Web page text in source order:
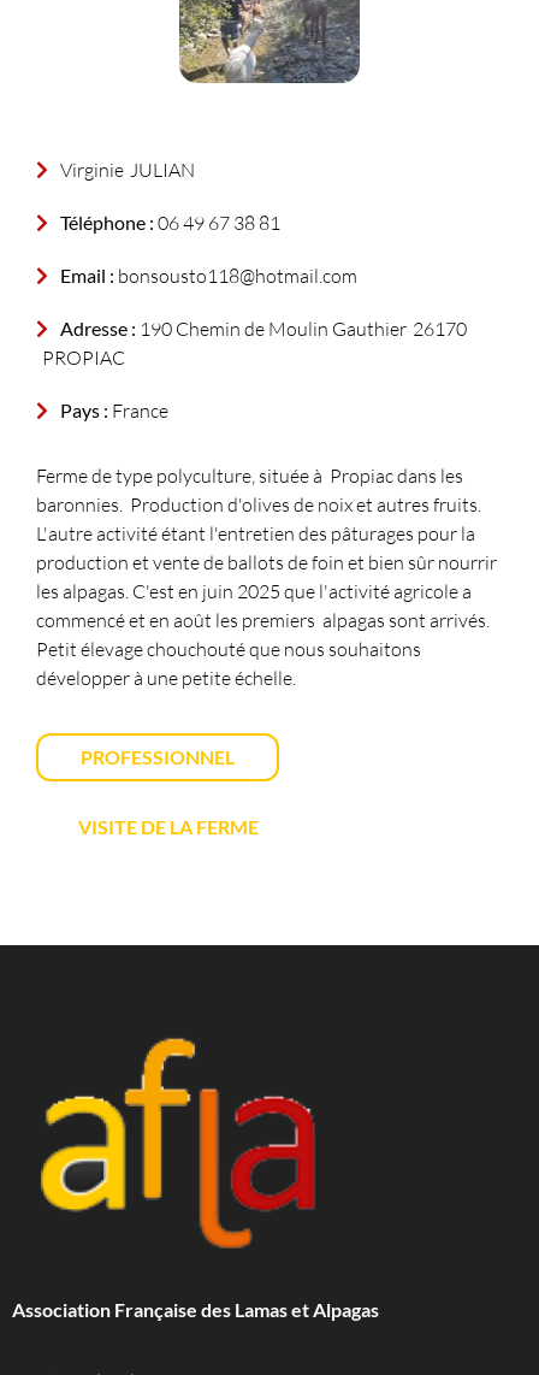
Virginie JULIAN
Téléphone : 06 49 67 38 81
Email : bonsousto118@hotmail.com
Adresse : 190 Chemin de Moulin Gauthier 26170
PROPIAC
Pays : France
Ferme de type polyculture, située à Propiac dans les
baronnies. Production d'olives de noix et autres fruits.
L'autre activité étant l'entretien des pâturages pour la
production et vente de ballots de foin et bien sûr nourrir
les alpagas. C'est en juin 2025 que l'activité agricole a
commencé et en août les premiers alpagas sont arrivés.
Petit élevage chouchouté que nous souhaitons
développer à une petite échelle.
PROFESSIONNEL
VISITE DE LA FERME
Association Française des Lamas et Alpagas